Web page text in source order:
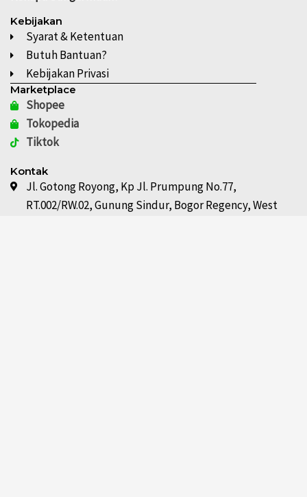
Kebijakan
Syarat & Ketentuan
Butuh Bantuan?
Kebijakan Privasi
Marketplace
Shopee
Tokopedia
Tiktok
Kontak
Jl. Gotong Royong, Kp Jl. Prumpung No.77,
RT.002/RW.02, Gunung Sindur, Bogor Regency, West